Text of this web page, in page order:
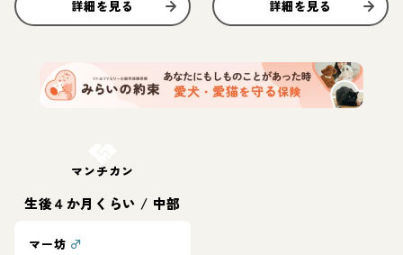
詳細を見る 詳細を見る
マンチカン
生後４か月くらい / 中部
マー坊 ♂